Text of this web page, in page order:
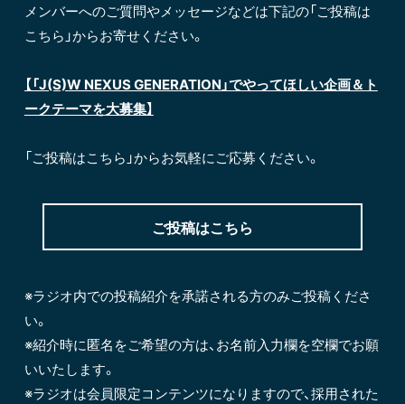
メンバーへのご質問やメッセージなどは下記の「ご投稿は
こちら」からお寄せください。
【「J(S)W NEXUS GENERATION」でやってほしい企画＆ト
ークテーマを大募集】
「ご投稿はこちら」からお気軽にご応募ください。
ご投稿はこちら
※ラジオ内での投稿紹介を承諾される方のみご投稿くださ
い。
※紹介時に匿名をご希望の方は、お名前入力欄を空欄でお願
いいたします。
※ラジオは会員限定コンテンツになりますので、採用された